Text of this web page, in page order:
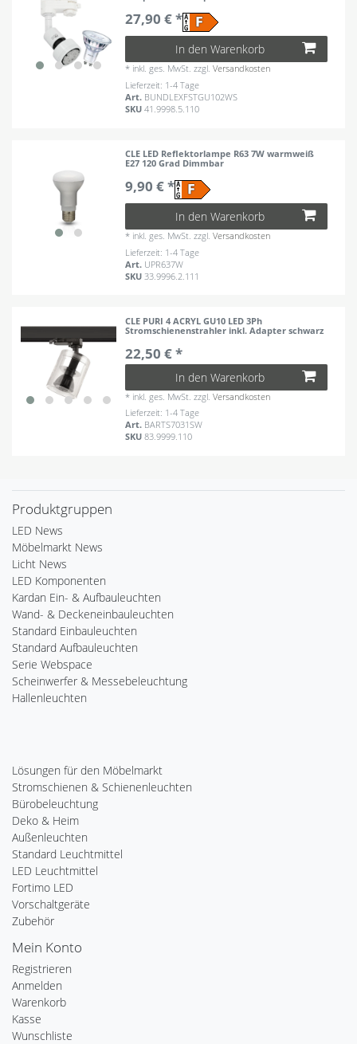
27,90 € *
In den Warenkorb
* inkl. ges. MwSt. zzgl.Versandkosten
Lieferzeit: 1-4 Tage
Art. BUNDLEXFSTGU102WS
SKU41.9998.5.110
CLE LED Reflektorlampe R63 7W warmweiß
E27 120 Grad Dimmbar
9,90 € *
In den Warenkorb
* inkl. ges. MwSt. zzgl.Versandkosten
Lieferzeit: 1-4 Tage
Art. UPR637W
SKU 33.9996.2.111
CLE PURI 4 ACRYL GU10 LED 3Ph
Stromschienenstrahler inkl. Adapter schwarz
22,50 € *
In den Warenkorb
* inkl. ges. MwSt. zzgl.Versandkosten
Lieferzeit: 1-4 Tage
Art. BARTS7031SW
SKU83.9999.110
Produktgruppen
LED News
Möbelmarkt News
Licht News
LED Komponenten
Kardan Ein- & Aufbauleuchten
Wand- & Deckeneinbauleuchten
Standard Einbauleuchten
Standard Aufbauleuchten
Serie Webspace
Scheinwerfer & Messebeleuchtung
Hallenleuchten
Lösungen für den Möbelmarkt
Stromschienen & Schienenleuchten
Bürobeleuchtung
Deko & Heim
Außenleuchten
Standard Leuchtmittel
LED Leuchtmittel
Fortimo LED
Vorschaltgeräte
Zubehör
Mein Konto
Registrieren
Anmelden
Warenkorb
Kasse
Wunschliste